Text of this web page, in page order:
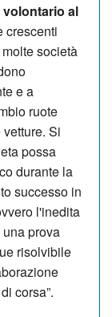
al
crescenti
società
e a
ruote
Si
possa
durante la
successo in
l'inedita
prova
risolvibile
corsa”.